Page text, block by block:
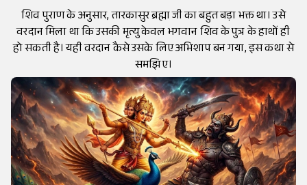
शिव पुराण के अनुसार, तारकासुर ब्रह्मा जी का बहुत बड़ा भक्त था। उसे
वरदान मिला था कि उसकी मृत्यु केवल भगवान शिव के पुत्र के हाथों ही
हो सकती है। यही वरदान कैसे उसके लिए अभिशाप बन गया, इस कथा से
समझिए।